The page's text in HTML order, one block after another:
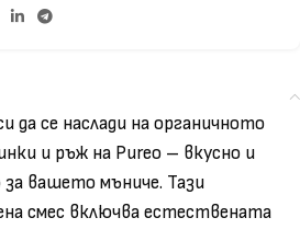
да се наслади на органичното
и ръж на Pureo – вкусно и
вашето мъниче. Тази
смес включва естествената